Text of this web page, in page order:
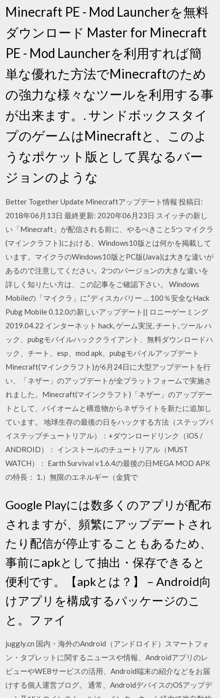
Minecraft PE - Mod Launcherを無料
ダウンロード Master for Minecraft
PE - Mod Launcherを利用すれば簡
単な優れた方法でMinecraftのため
の強力な様々なツールを利用する事
が出来ます。. サンドボックスタイ
プのゲームはMinecraftと、このよ
うなポケット版として異なるバー
ジョンのような
Better Together Update Minecraftアップデート情報 投稿日:
2018年06月13日 最終更新: 2020年06月23日 スイッチの新し
い「Minecraft」が配信される前に、やるべきこと5つ マイクラ
(マインクラフト)における、Windows10版とは何かを掲載して
います。マイクラのWindows10版とPC版(Java)は大きな違いが
あるので注意してください。2つのバージョンの大きな違いを
詳しく知りたい方は、この記事をご確認下さい。 Windows
Mobileの「マイクラ」に“ディスカバリー … 100％安全なHack
Pubg Mobile 0.12.0の新しいアップデート|| ロニーゲーミング
2019.04.22 インターネット hack, ゲーム実況, チート, ツール ハ
ック、pubgモバイルハッククライアント、無料ダウンロードハ
ック、チート、esp、mod apk、pubgモバイルアップデート
Minecraft(マインクラフト)が6月24日に大型アップデートを行
い、「ネザー」のアップデートが全プラットフォームで実施さ
れました。Minecraft(マインクラフト)「ネザー」のアップデー
トとして、バイオームと構造物からネザライトを新たに追加し
ています。 地球生存の最後の日をハックする方法（ステップバ
イステップチュートリアル）：+ダウンロードリンク（iOS /
ANDROID）： インストールのチュートリアル（MUST
WATCH）： Earth Survival v1.6.4の最後の日MEGA MOD APK
の特長： 1.）無限のエネルギー（金貨で
Google Playには数多くのアプリが配布
されますが、頻繁にアップデートされ
たり配信が停止することもあるため、
事前にapkとして抽出・保存できると
便利です。【apkとは？】 – Android向
けアプリを構成するパッケージのこ
と。ファイ
juggly.cn 国内・海外のAndroid（アンドロイド）スマートフォ
ン・タブレットに関するニュースや情報、Androidアプリのレ
ビューやWEBサービスの活用、Android端末の紹介などをお届
けする個人運営ブログ。 通常、AndroidデバイスのOSアップデ